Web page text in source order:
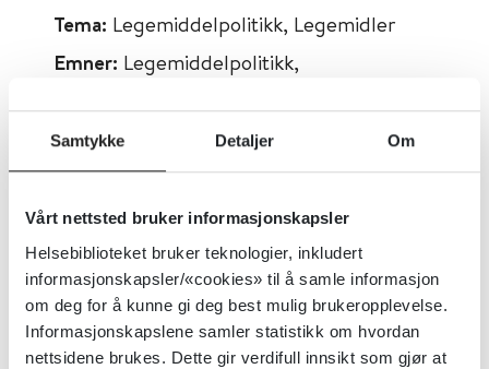
Samtykke Detaljer Om
Vårt nettsted bruker informasjonskapsler
Helsebiblioteket bruker teknologier, inkludert
informasjonskapsler/«cookies» til å samle informasjon
om deg for å kunne gi deg best mulig brukeropplevelse.
Informasjonskapslene samler statistikk om hvordan
nettsidene brukes. Dette gir verdifull innsikt som gjør at
Tema: Legemiddelpolitikk, Legemidler
Emner: Legemiddelpolitikk,
Dokumenttype: Ressurser på nett
Utgiver:Folkehelseinstituttet (FHI)
Språk:Norsk